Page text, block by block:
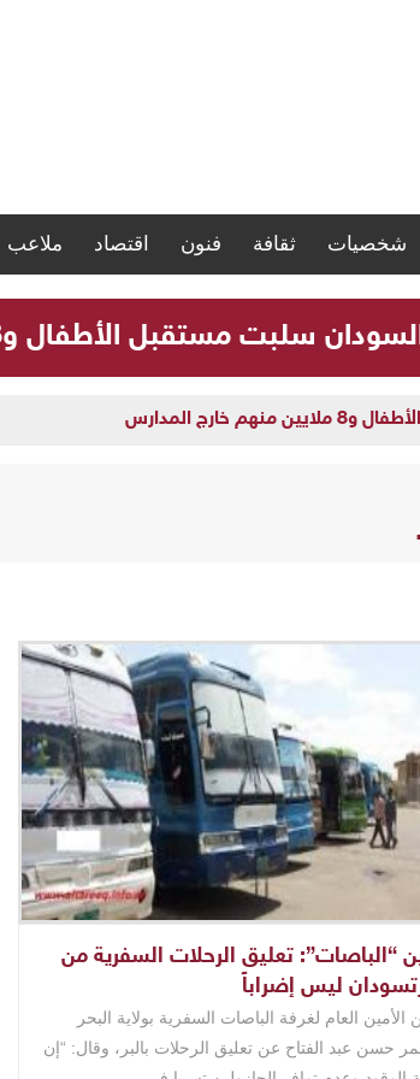
شخصيات ثقافة فنون اقتصاد ملاعب
مستقبل الأطفال و8 ملايين منهم خارج المدارس
المدارس
“الباصات”: تعليق الرحلات السفرية من
ليس إضراباً
الأمين العام لغرفة الباصات السفرية بولاية البحر
حسن عبد الفتاح عن تعليق الرحلات بالبر، وقال: “إن